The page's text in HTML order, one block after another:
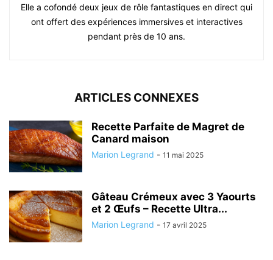
Elle a cofondé deux jeux de rôle fantastiques en direct qui
ont offert des expériences immersives et interactives
pendant près de 10 ans.
ARTICLES CONNEXES
Recette Parfaite de Magret de
Canard maison
Marion Legrand - 11 mai 2025
Gâteau Crémeux avec 3 Yaourts
et 2 Œufs – Recette Ultra...
Marion Legrand - 17 avril 2025